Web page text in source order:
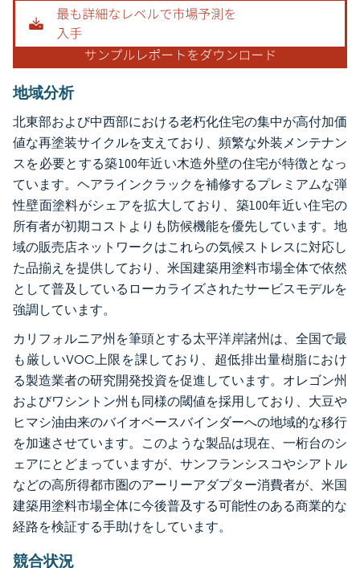
地域分析
北東部および中西部における老朽化住宅の集中が高付加価
値な再塗装サイクルを支えており、頻繁な外装メンテナン
スを必要とする築100年近い木造外壁の住宅が特徴となっ
ています。ヘアラインクラックを補修するプレミアムな弾
性壁面塗料がシェアを拡大しており、築100年近い住宅の
所有者が初期コストよりも防候機能を優先しています。地
域の販売店ネットワークはこれらの気候ストレスに対応し
た品揃えを提供しており、米国建築用塗料市場全体で依然
として普及しているローカライズされたサービスモデルを
強調しています。
カリフォルニア州を筆頭とする太平洋岸諸州は、全国で最
も厳しいVOC上限を課しており、超低排出量樹脂におけ
る製造業者の研究開発投資を促進しています。オレゴン州
およびワシントン州も同様の閾値を採用しており、大豆や
ヒマシ油由来のバイオベースバインダーへの地域的な移行
を加速させています。このような製品は現在、一桁台のシ
ェアにとどまっていますが、サンフランシスコやシアトル
などの高所得都市圏のアーリーアダプター消費者が、米国
建築用塗料市場全体に今後普及する可能性のある商業的な
経路を検証する手助けをしています。
競合状況